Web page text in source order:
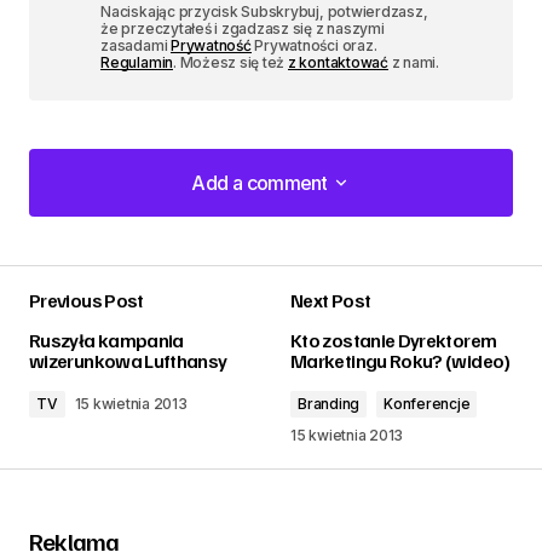
Naciskając przycisk Subskrybuj, potwierdzasz,
że przeczytałeś i zgadzasz się z naszymi
zasadamiPrywatnośćPrywatności oraz.
Regulamin. Możesz się też z kontaktowaćz nami.
Add a comment
Add a comment
Previous Post
Ruszyła kampania
wizerunkowa Lufthansy
TV 15 kwietnia 2013
Next Post
Kto zostanie Dyrektorem
Marketingu Roku? (wideo)
Branding
Konferencje
15 kwietnia 2013
Reklama